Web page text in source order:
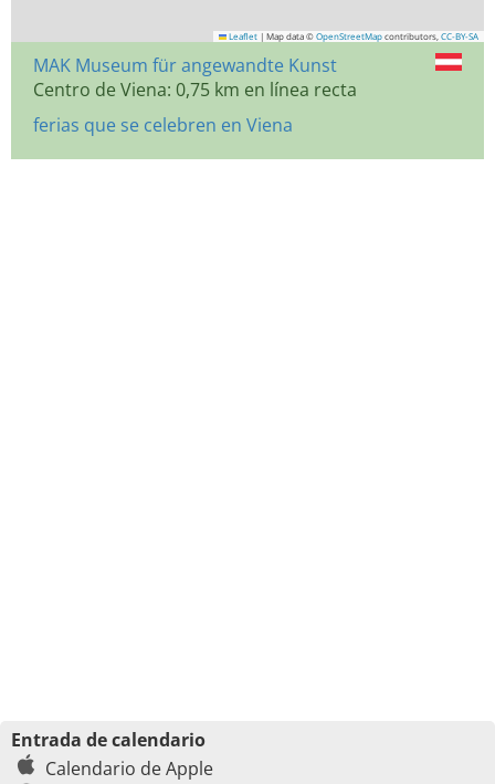
Leaflet | Map data © OpenStreetMap contributors, CC-BY-SA
MAK Museum für angewandte Kunst
Centro de Viena: 0,75 km en línea recta
ferias que se celebren en Viena
Entrada de calendario
Calendario de Apple